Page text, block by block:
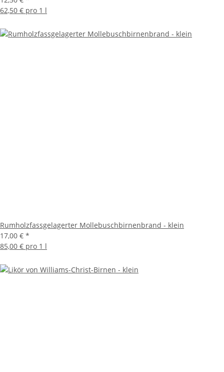
62,50 € pro 1 l
Rumholzfassgelagerter Mollebuschbirnenbrand - klein
17,00 € *
85,00 € pro 1 l